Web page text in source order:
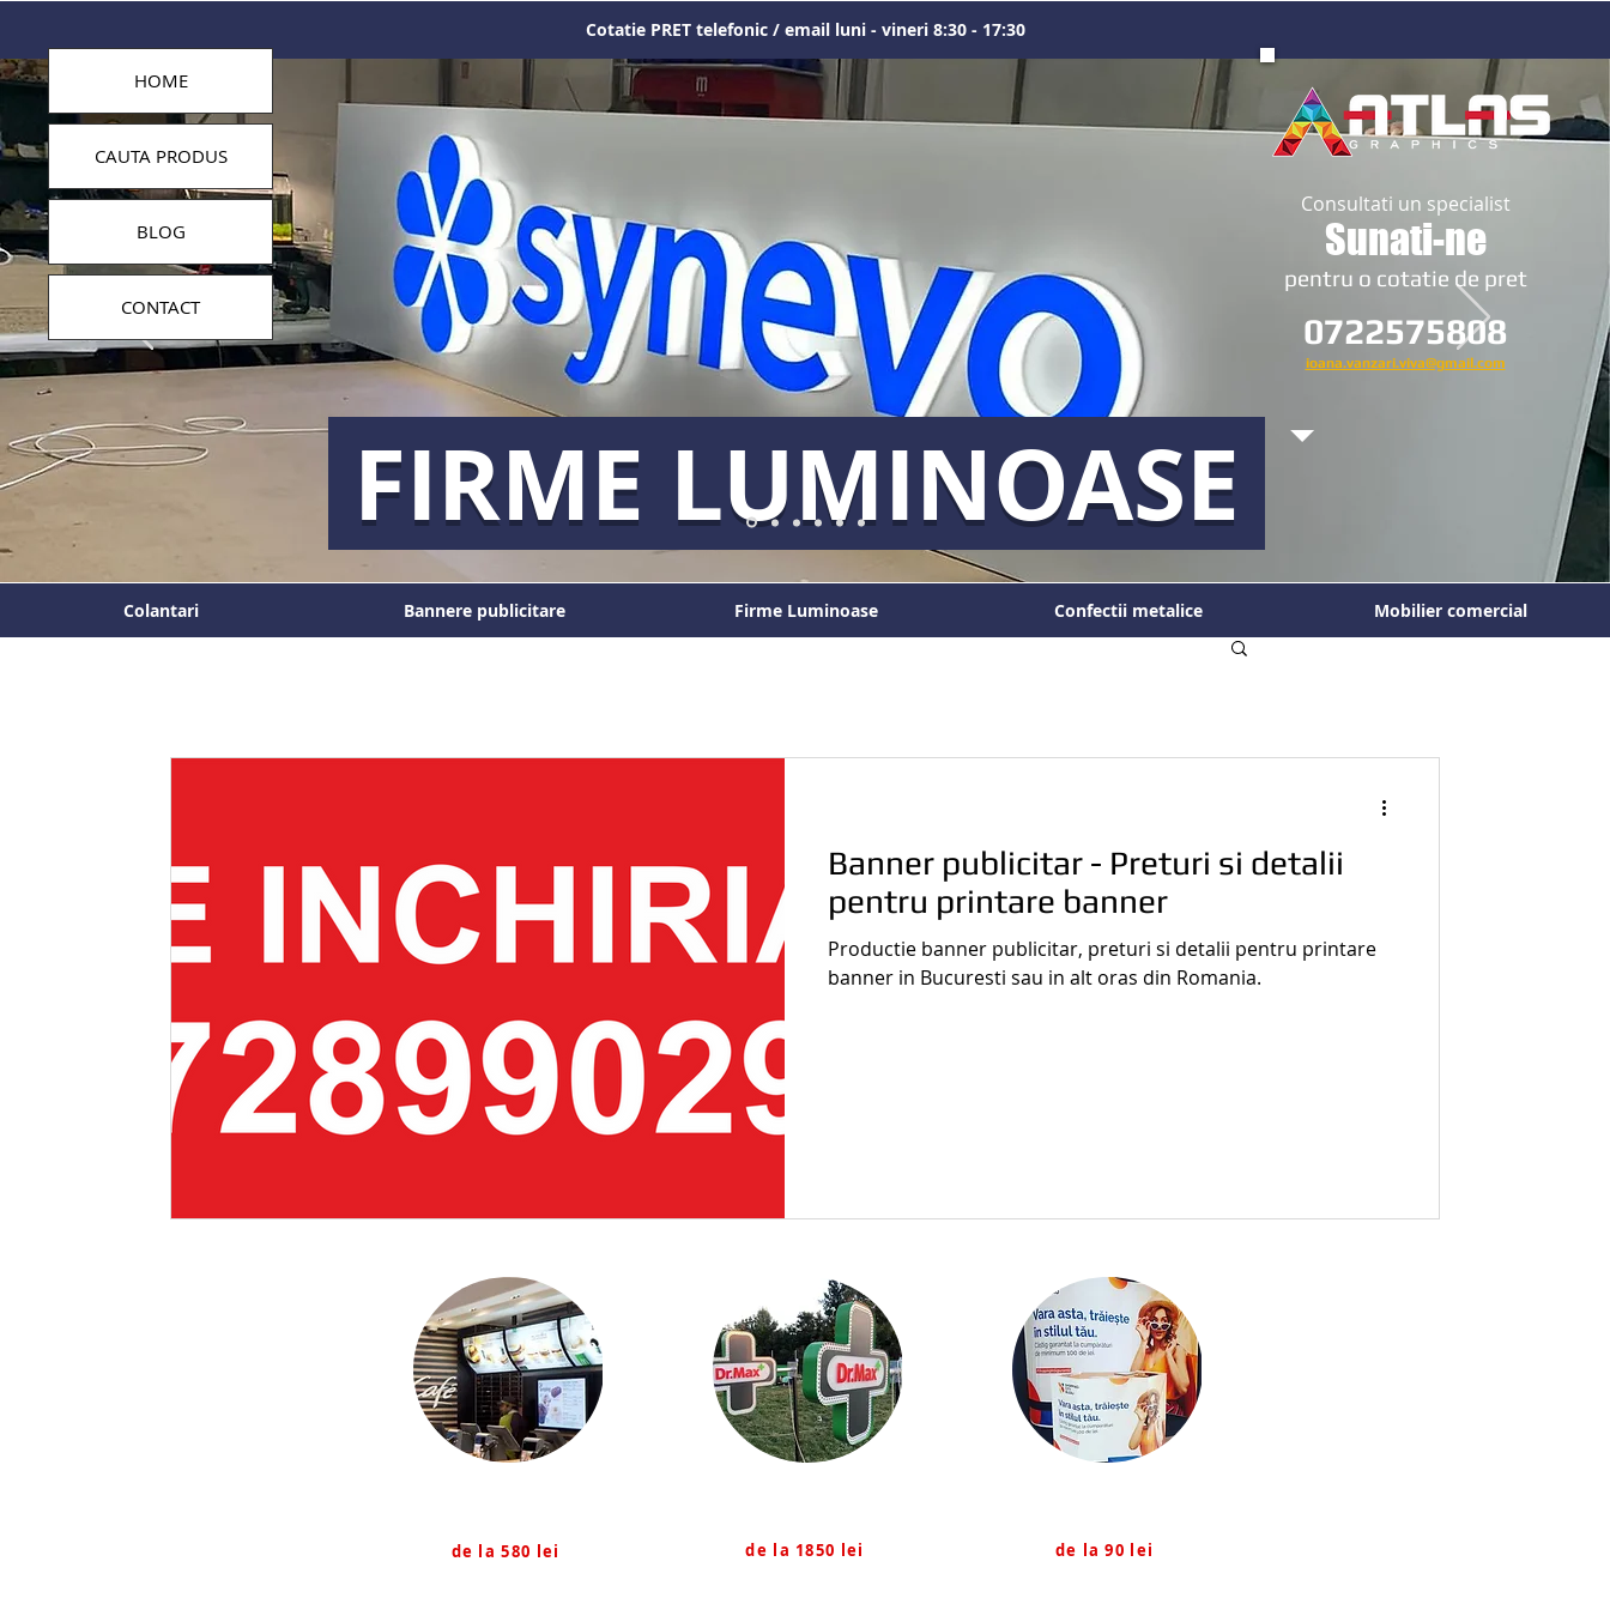
HOME
CAUTA PRODUS
BLOG
CONTACT
Consultati un specialist
Sunati-ne
​pentru o cotatie de pret
0722575808
ioana.vanzari.viva@gmail.com
FIRME LUMINOASE
Cotatie PRET telefonic / email luni - vineri 8:30 - 17:30
Colantari Bannere publicitare Firme Luminoase Confectii metalice Mobilier comercial
Banner publicitar - Preturi si detalii
pentru printare banner
Productie banner publicitar, preturi si detalii pentru printare
banner in Bucuresti sau in alt oras din Romania.
de la 580 lei de la 1850 lei de la 90 lei